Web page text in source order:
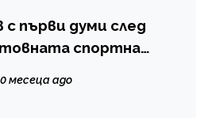
с първи думи след
спортна
месеца ago